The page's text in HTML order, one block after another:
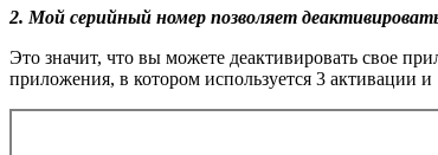
2. Мой серийный номер позволяет
Это значит, что вы можете деактивировать свое
приложения, в котором используется 3 активации и